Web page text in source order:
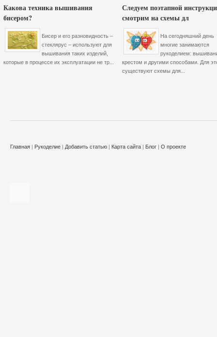
Какова техника вышивания
бисером?
Бисер и его разновидность –
стеклярус – используют для
вышивания таких изделий,
которые в процессе их эксплуатации не тр...
Следуем поэтапной
смотрим на схемы дл
На сегодняшний день
многие занимаются
рукоделием:
крестом и другими способами. Для
существуют схемы для...
Главная | Рукоделие | Добавить статью | Карта сайта | Блог | О проекте